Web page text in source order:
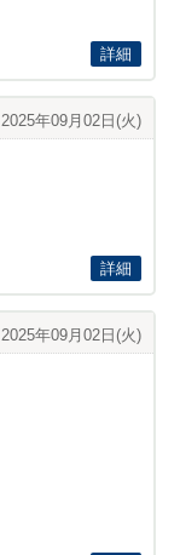
詳細
2025年09月02日(火)
詳細
2025年09月02日(火)